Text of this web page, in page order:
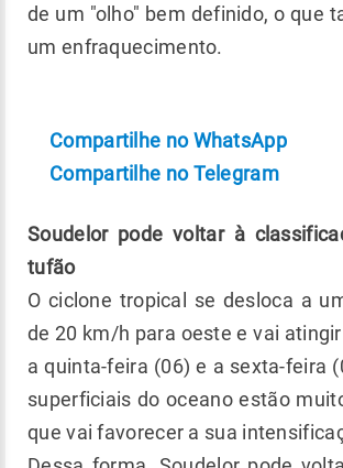
de um "olho" bem definido, o que
um enfraquecimento.
Compartilhe no WhatsApp
Compartilhe no Telegram
Soudelor pode voltar à
tufão
O ciclone tropical se desloca a
de 20 km/h para oeste e vai
a quinta-feira (06) e a sexta-feira
superficiais do oceano estão
que vai favorecer a sua